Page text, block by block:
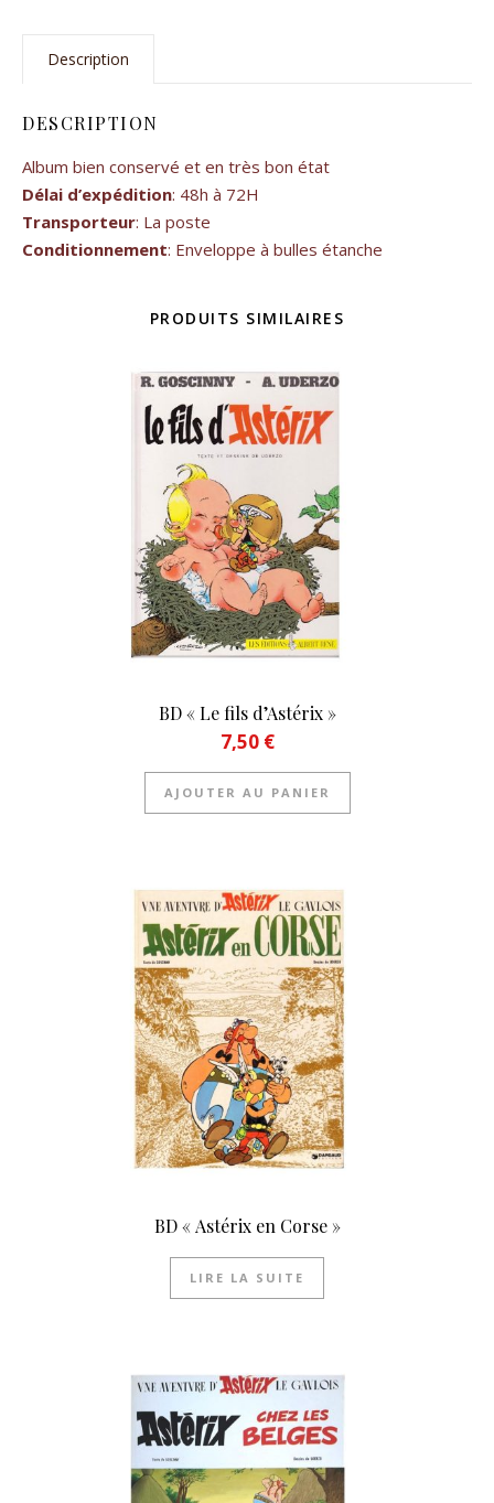
Description
DESCRIPTION
Album bien conservé et en très bon état
Délai d’expédition: 48h à 72H
Transporteur: La poste
Conditionnement: Enveloppe à bulles étanche
PRODUITS SIMILAIRES
BD « Le fils d’Astérix »
7,50 €
AJOUTER AU PANIER
BD « Astérix en Corse »
LIRE LA SUITE